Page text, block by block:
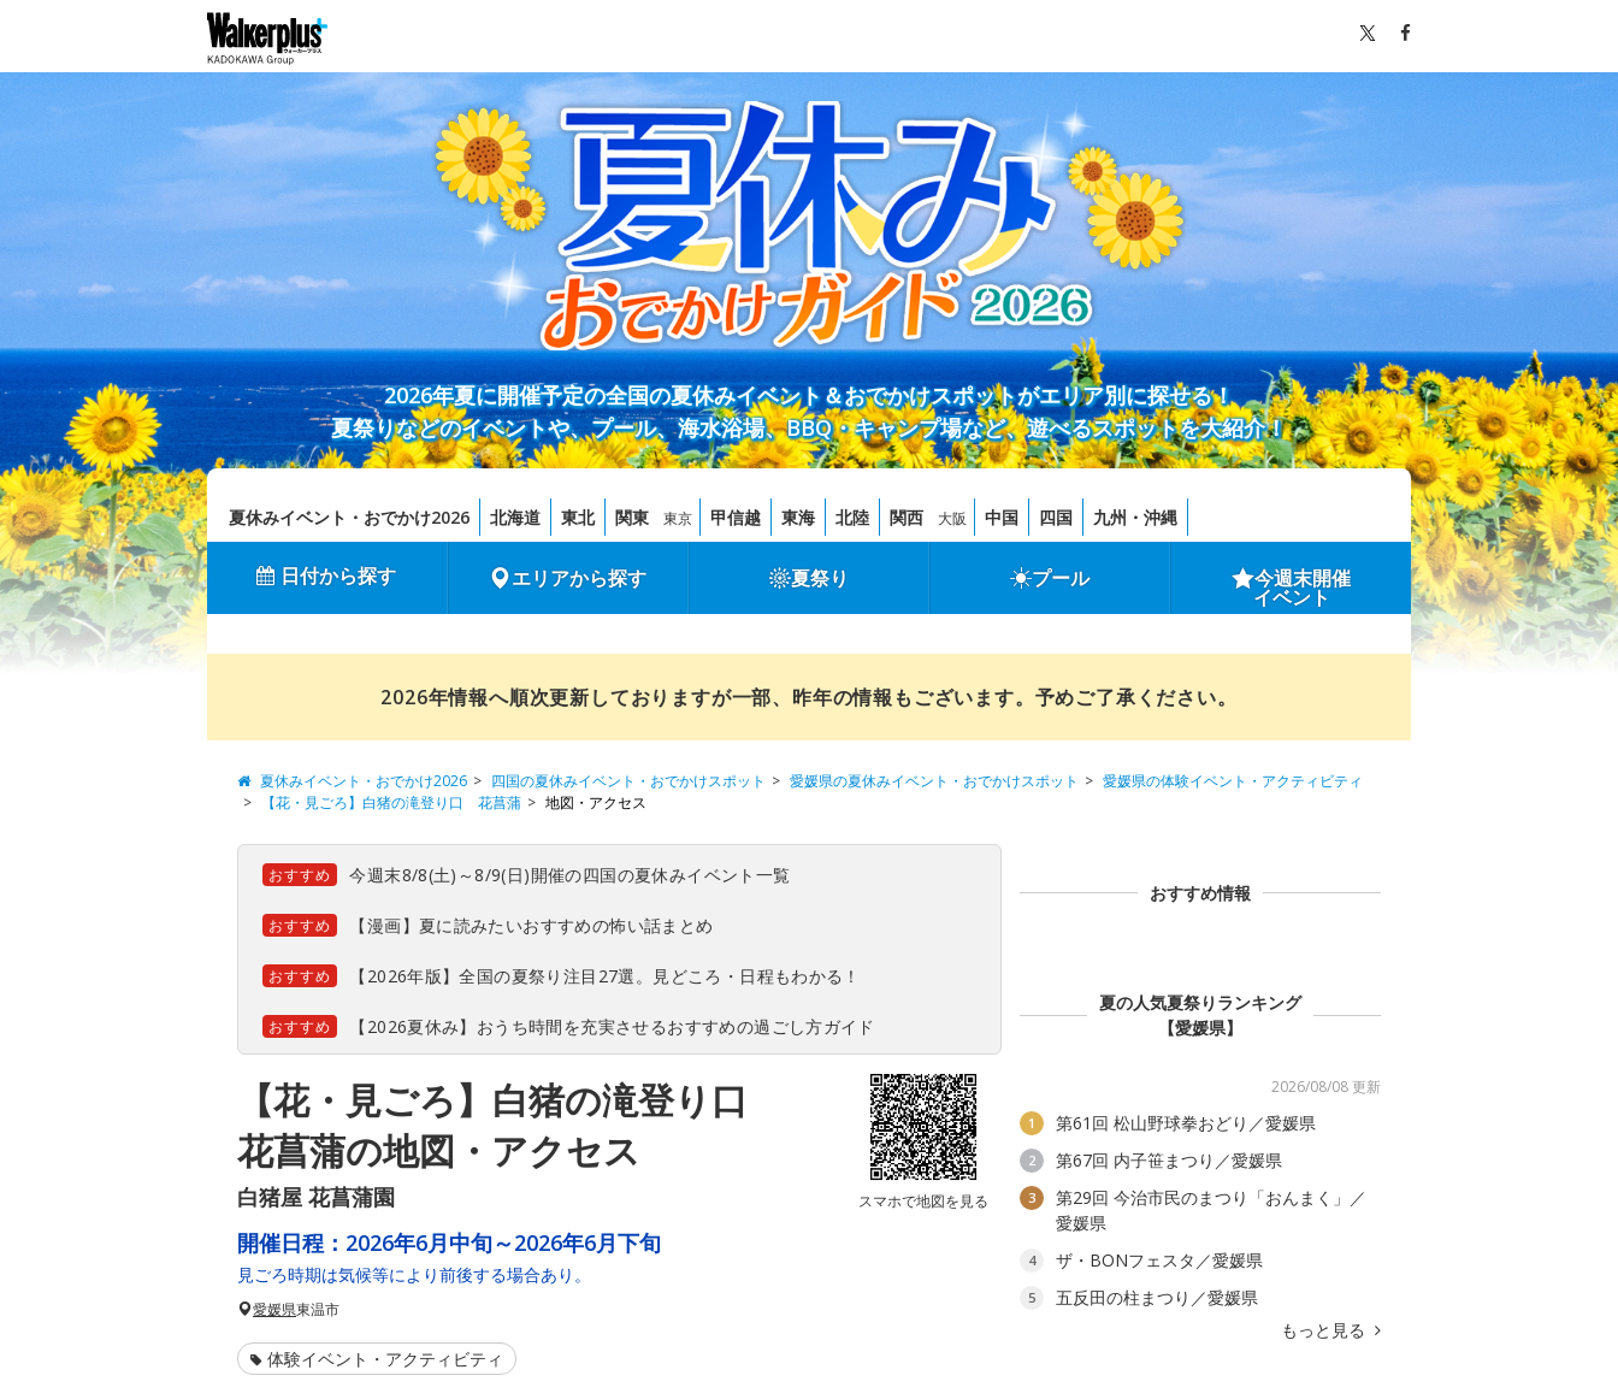
2026年夏に開催予定の全国の夏休みイベント＆おでかけスポットがエリア別に探せる！
夏祭りなどのイベントや、プール、海水浴場、BBQ・キャンプ場など、遊べるスポットを大紹介！
夏休みイベント・おでかけ2026 北海道 東北 関東 東京 甲信越 東海 北陸 関西 大阪 中国 四国 九州・沖縄
日付から探す エリアから探す 夏祭り プール 今週末開催
イベント
2026年情報へ順次更新しておりますが一部、昨年の情報もございます。予めご了承ください。
夏休みイベント・おでかけ2026 四国の夏休みイベント・おでかけスポット 愛媛県の夏休みイベント・おでかけスポット
愛媛県の体験イベント・アクティビティ
【花・見ごろ】白猪の滝登り口 花菖蒲
地図・アクセス
おすすめ 今週末8/8(土)～8/9(日)開催の四国の夏休みイベント一覧
おすすめ 【漫画】夏に読みたいおすすめの怖い話まとめ
おすすめ 【2026年版】全国の夏祭り注目27選。見どころ・日程もわかる！
おすすめ 【2026夏休み】おうち時間を充実させるおすすめの過ごし方ガイド
【花・見ごろ】白猪の滝登り口
花菖蒲の地図・アクセス
白猪屋 花菖蒲園 スマホで地図を見る
開催日程： 2026年6月中旬～2026年6月下旬
見ごろ時期は気候等により前後する場合あり。
愛媛県東温市
体験イベント・アクティビティ
おすすめ情報
夏の人気夏祭りランキング
【愛媛県】
2026/08/08 更新
1 第61回 松山野球拳おどり／愛媛県
2 第67回 内子笹まつり／愛媛県
3
第29回 今治市民のまつり「おんまく」／
愛媛県
4 ザ・BONフェスタ／愛媛県
5
五反田の柱まつり／愛媛県
もっと見る